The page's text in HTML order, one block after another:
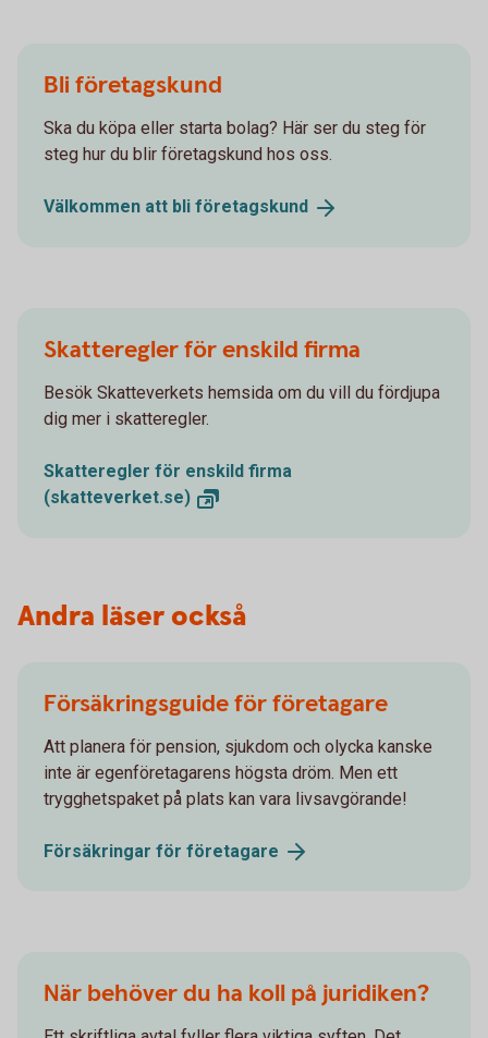
Bli företagskund
Ska du köpa eller starta bolag? Här ser du steg för
steg hur du blir företagskund hos oss.
Välkommen att bli företagskund
Skatteregler för enskild firma
Besök Skatteverkets hemsida om du vill du fördjupa
dig mer i skatteregler.
Skatteregler för enskild firma
(skatteverket.se)
Andra läser också
Försäkringsguide för företagare
Att planera för pension, sjukdom och olycka kanske
inte är egenföretagarens högsta dröm. Men ett
trygghetspaket på plats kan vara livsavgörande!
Försäkringar för företagare
När behöver du ha koll på juridiken?